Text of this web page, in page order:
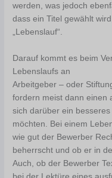
werden, was jedoch
dass ein Titel gewählt
„Lebenslauf“.
Darauf kommt es beim
Lebenslaufs an
Arbeitgeber – oder
fordern meist dann einen
sich darüber ein
möchten. Bei einem
wie gut der Bewerber
beherrscht und ob er in
Auch, ob der Bewerber